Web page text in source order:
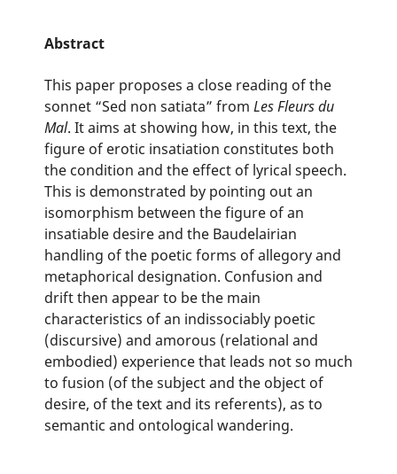
Abstract
This paper proposes a close reading of the
sonnet “Sed non satiata” from Les Fleurs du
Mal. It aims at showing how, in this text, the
figure of erotic insatiation constitutes both
the condition and the effect of lyrical speech.
This is demonstrated by pointing out an
isomorphism between the figure of an
insatiable desire and the Baudelairian
handling of the poetic forms of allegory and
metaphorical designation. Confusion and
drift then appear to be the main
characteristics of an indissociably poetic
(discursive) and amorous (relational and
embodied) experience that leads not so much
to fusion (of the subject and the object of
desire, of the text and its referents), as to
semantic and ontological wandering.